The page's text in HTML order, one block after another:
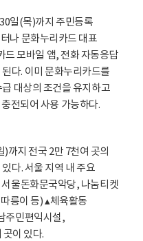
일(목)까지 주민등록
나 문화누리카드 대표
드 모바일 앱, 전화 자동응답
다. 이미 문화누리카드를
대상의 조건을 유지하고
전되어 사용 가능하다.
까지 전국 2만 7천여 곳의
다. 서울 지역 내 주요
울돈화문국악당, 나눔티켓
릉이 등) ▴체육활동
주민편익시설,
이 있다.